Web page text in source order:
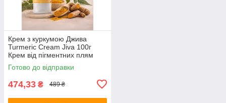
Крем з куркумою Джива
Turmeric Cream Jiva 100г
Крем від пігментних плям
Готово до відправки
474,33 ₴ 489 ₴